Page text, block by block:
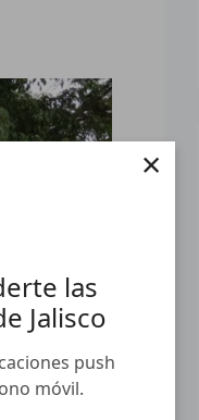
las
Jalisco
push
móvil.
×